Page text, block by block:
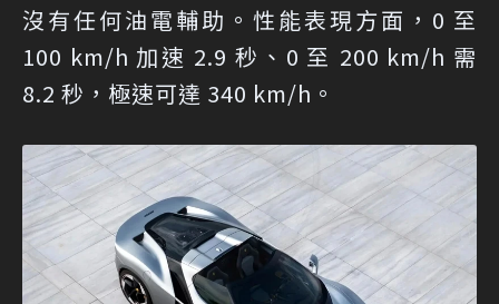
沒有任何油電輔助。性能表現方面，0 至
100 km/h 加速 2.9 秒、0 至 200 km/h 需
8.2 秒，極速可達 340 km/h。